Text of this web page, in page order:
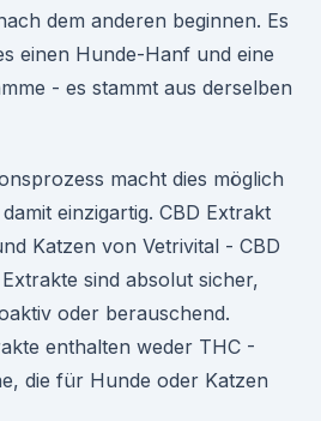
dem anderen beginnen. Es
einen Hunde-Hanf und eine
- es stammt aus derselben
macht dies möglich
einzigartig. CBD Extrakt
Katzen von Vetrivital - CBD
sind absolut sicher,
oder berauschend.
enthalten weder THC -
die für Hunde oder Katzen